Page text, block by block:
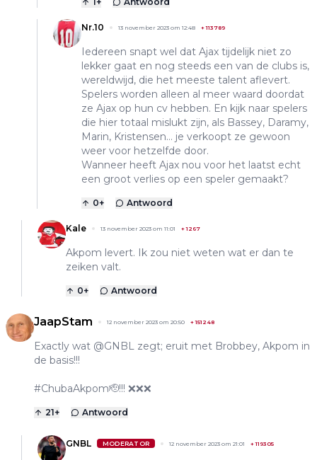
Nr.10 13 november 2023 om 12:48 +113789
Iedereen snapt wel dat Ajax tijdelijk niet zo
lekker gaat en nog steeds een van de clubs is,
wereldwijd, die het meeste talent aflevert.
Spelers worden alleen al meer waard doordat
ze Ajax op hun cv hebben. En kijk naar spelers
die hier totaal mislukt zijn, als Bassey, Daramy,
Marin, Kristensen… je verkoopt ze gewoon
weer voor hetzelfde door.
Wanneer heeft Ajax nou voor het laatst echt
een groot verlies op een speler gemaakt?
0+ Antwoord
Kale 13 november 2023 om 11:01 +1267
Akpom levert. Ik zou niet weten wat er dan te
zeiken valt.
0+ Antwoord
JaapStam 12 november 2023 om 20:50 +151248
Exactly wat @GNBL zegt; eruit met Brobbey, Akpom in
de basis!!!
#ChubaAkpom🫡!!! ❌❌❌
21+ Antwoord
GNBL MODERATOR 12 november 2023 om 21:01 +119305